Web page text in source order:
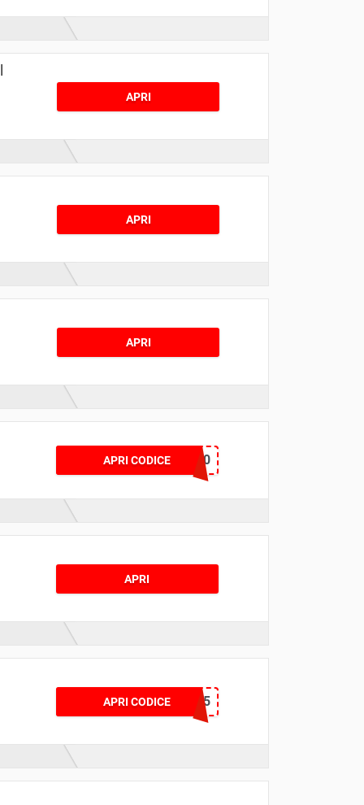
APRI
APRI
APRI
APRI CODICESTAR20
APRI
APRI CODICENIKESLCT15